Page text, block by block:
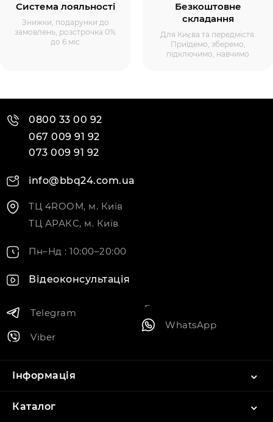
Система лояльності
Знижки, подарунки до
замовлень, розстрочка 0%
до 6 міс
Безкоштовне
складання
Для Києва та передмістя.
Приїдемо, зберемо,
підключимо, навчимо
0800 33 00 92
067 009 91 92
073 009 91 92
info@bbq24.com.ua
ТЦ 4ROOM, м. Київ
ТЦ АРАКС, м. Київ
Пн–Нд : 10:00–20:00
Відеоконсультація
Telegram
Viber
WhatsApp
Інформація
Каталог